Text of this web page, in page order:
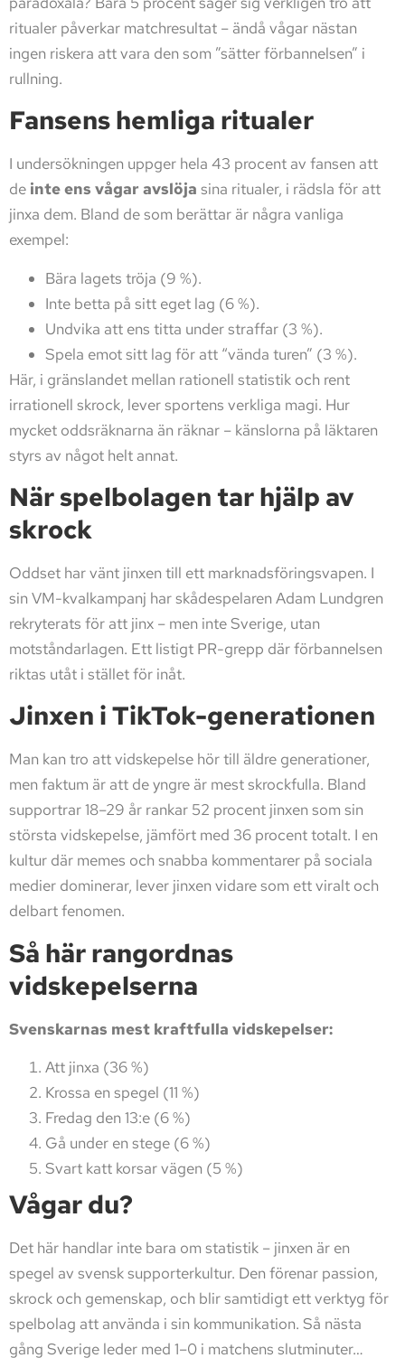
ritualer påverkar matchresultat – ändå vågar nästan
ingen riskera att vara den som ”sätter förbannelsen” i
rullning.
Fansens hemliga ritualer
I undersökningen uppger hela 43 procent av fansen att
de inte ens vågar avslöja sina ritualer, i rädsla för att
jinxa dem. Bland de som berättar är några vanliga
exempel:
Bära lagets tröja (9 %).
Inte betta på sitt eget lag (6 %).
Undvika att ens titta under straffar (3 %).
Spela emot sitt lag för att “vända turen” (3 %).
Här, i gränslandet mellan rationell statistik och rent
irrationell skrock, lever sportens verkliga magi. Hur
mycket oddsräknarna än räknar – känslorna på läktaren
styrs av något helt annat.
När spelbolagen tar hjälp av
skrock
Oddset har vänt jinxen till ett marknadsföringsvapen. I
sin VM-kvalkampanj har skådespelaren Adam Lundgren
rekryterats för att jinx – men inte Sverige, utan
motståndarlagen. Ett listigt PR-grepp där förbannelsen
riktas utåt i stället för inåt.
Jinxen i TikTok-generationen
Man kan tro att vidskepelse hör till äldre generationer,
men faktum är att de yngre är mest skrockfulla. Bland
supportrar 18–29 år rankar 52 procent jinxen som sin
största vidskepelse, jämfört med 36 procent totalt. I en
kultur där memes och snabba kommentarer på sociala
medier dominerar, lever jinxen vidare som ett viralt och
delbart fenomen.
Så här rangordnas
vidskepelserna
Svenskarnas mest kraftfulla vidskepelser:
Att jinxa (36 %)
Krossa en spegel (11 %)
Fredag den 13:e (6 %)
Gå under en stege (6 %)
Svart katt korsar vägen (5 %)
Vågar du?
Det här handlar inte bara om statistik – jinxen är en
spegel av svensk supporterkultur. Den förenar passion,
skrock och gemenskap, och blir samtidigt ett verktyg för
spelbolag att använda i sin kommunikation. Så nästa
gång Sverige leder med 1–0 i matchens slutminuter…